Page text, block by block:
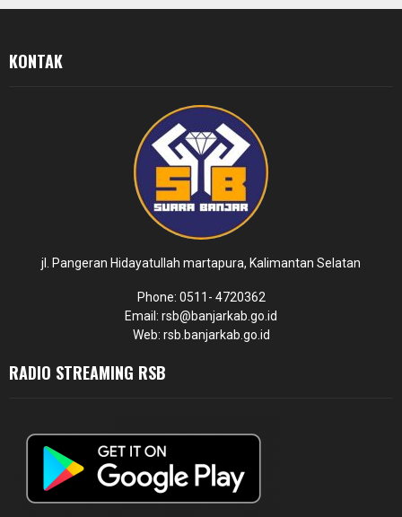
KONTAK
jl. Pangeran Hidayatullah martapura, Kalimantan Selatan
Phone: 0511- 4720362
Email: rsb@banjarkab.go.id
Web: rsb.banjarkab.go.id
RADIO STREAMING RSB